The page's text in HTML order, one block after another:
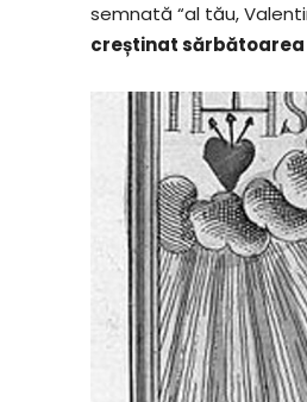
semnată “al tău,
creștinat